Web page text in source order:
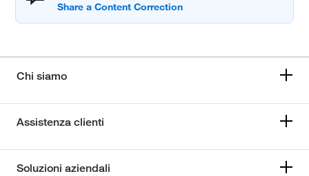
Chi siamo
Assistenza clienti
Soluzioni aziendali